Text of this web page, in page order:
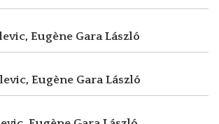
Eugène Gara László
Eugène Gara László